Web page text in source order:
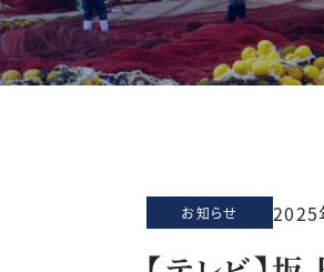
お知らせ 2025